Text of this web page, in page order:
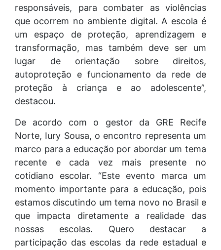
responsáveis, para combater as violências
que ocorrem no ambiente digital. A escola é
um espaço de proteção, aprendizagem e
transformação, mas também deve ser um
lugar de orientação sobre direitos,
autoproteção e funcionamento da rede de
proteção à criança e ao adolescente”,
destacou.
De acordo com o gestor da GRE Recife
Norte, Iury Sousa, o encontro representa um
marco para a educação por abordar um tema
recente e cada vez mais presente no
cotidiano escolar. “Este evento marca um
momento importante para a educação, pois
estamos discutindo um tema novo no Brasil e
que impacta diretamente a realidade das
nossas escolas. Quero destacar a
participação das escolas da rede estadual e